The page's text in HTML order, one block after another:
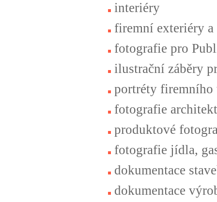
interiéry
firemní exteriéry
fotografie pro
ilustrační záběry
portréty firemního
fotografie
produktové
fotografie jídla,
dokumentace
dokumentace